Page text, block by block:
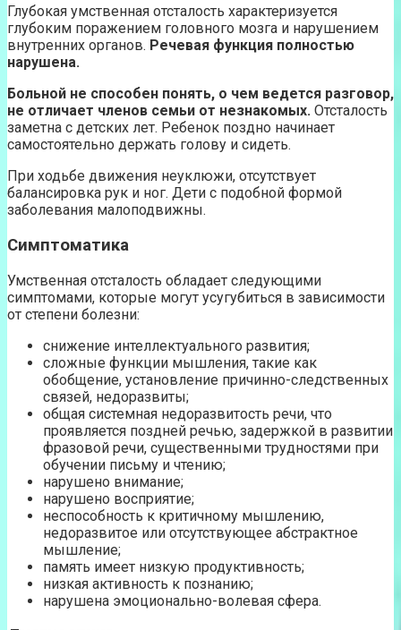
Глубокая умственная отсталость характеризуется
глубоким поражением головного мозга и нарушением
внутренних органов. Речевая функция полностью
нарушена.
Больной не способен понять, о чем ведется разговор,
не отличает членов семьи от незнакомых. Отсталость
заметна с детских лет. Ребенок поздно начинает
самостоятельно держать голову и сидеть.
При ходьбе движения неуклюжи, отсутствует
балансировка рук и ног. Дети с подобной формой
заболевания малоподвижны.
Симптоматика
Умственная отсталость обладает следующими
симптомами, которые могут усугубиться в зависимости
от степени болезни:
снижение интеллектуального развития;
сложные функции мышления, такие как
обобщение, установление причинно-следственных
связей, недоразвиты;
общая системная недоразвитость речи, что
проявляется поздней речью, задержкой в развитии
фразовой речи, существенными трудностями при
обучении письму и чтению;
нарушено внимание;
нарушено восприятие;
неспособность к критичному мышлению,
недоразвитое или отсутствующее абстрактное
мышление;
память имеет низкую продуктивность;
низкая активность к познанию;
нарушена эмоционально-волевая сфера.